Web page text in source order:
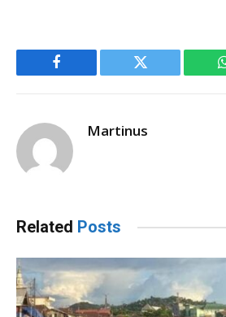
Facebook Twitter
Martinus
Related Posts